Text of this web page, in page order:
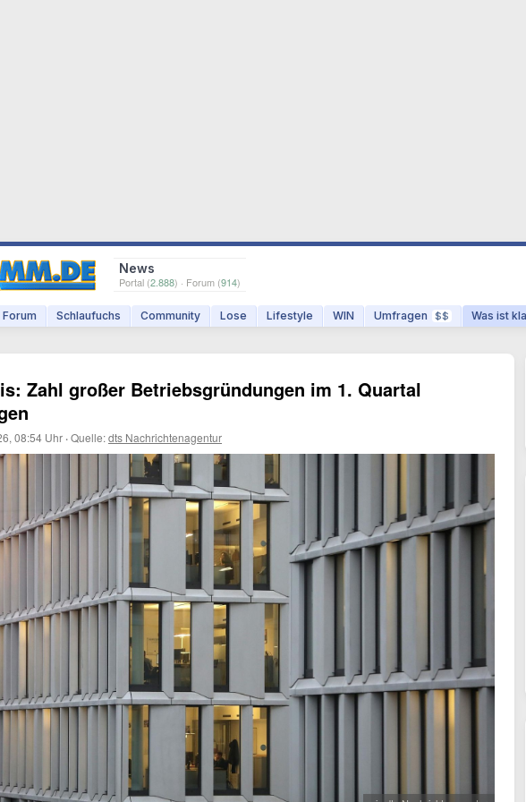
News
Portal (2.888) · Forum (914)
Forum Schlaufuchs Community Lose Lifestyle WIN Umfragen $$ Was ist
Zahl großer Betriebsgründungen im 1. Quartal
08:54 Uhr ·Quelle:dts Nachrichtenagentur